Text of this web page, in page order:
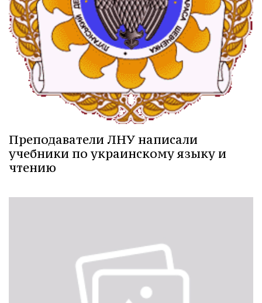
Преподаватели ЛНУ написали
учебники по украинскому языку и
чтению